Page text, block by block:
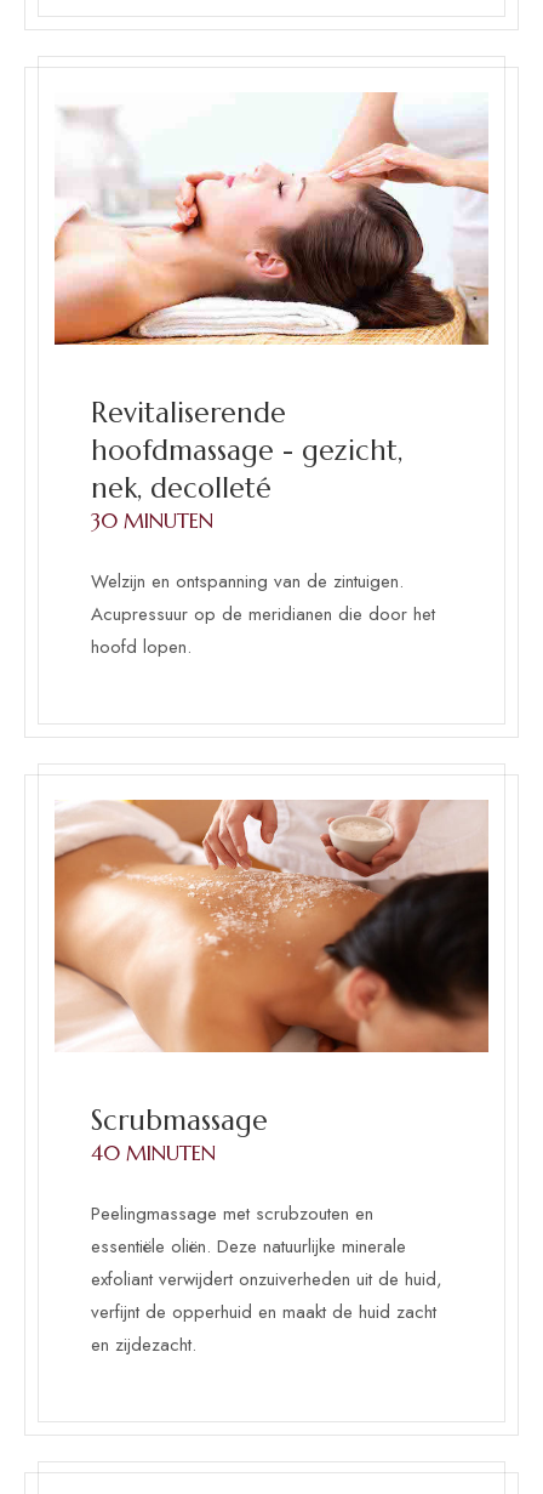
Revitaliserende
hoofdmassage - gezicht,
nek, decolleté
30 MINUTEN
Welzijn en ontspanning van de zintuigen.
Acupressuur op de meridianen die door het
hoofd lopen.
Scrubmassage
40 MINUTEN
Peelingmassage met scrubzouten en
essentiële oliën. Deze natuurlijke minerale
exfoliant verwijdert onzuiverheden uit de huid,
verfijnt de opperhuid en maakt de huid zacht
en zijdezacht.